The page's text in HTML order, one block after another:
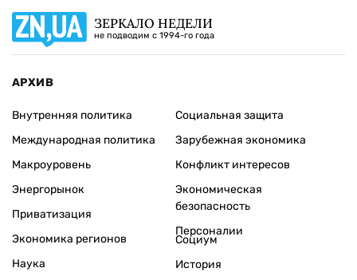
ЗЕРКАЛО НЕДЕЛИ
не подводим с 1994-го года
АРХИВ
Внутренняя политика
Международная политика
Макроуровень
Энергорынок
Приватизация
Экономика регионов
Социальная защита
Зарубежная экономика
Конфликт интересов
Экономическая
безопасность
Персоналии
Наука
Социум
История